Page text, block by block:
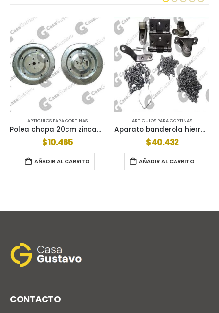
ARTICULOS PARA CORTINAS
Aparato banderola hierro 2120101
$40.432
AÑADIR AL CARRITO
ARTICULOS PARA CORTINAS
Tope cortina cincado con goma 2199010
$2.695
AÑADIR AL CARRITO
CONTACTO